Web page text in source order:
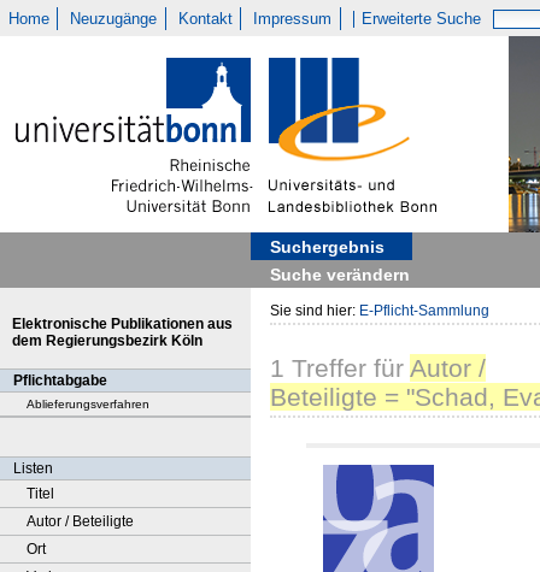
Home Neuzugänge Kontakt Impressum Erweiterte Suche
Suchergebnis
Suche verändern
Elektronische Publikationen aus
dem Regierungsbezirk Köln
Pflichtabgabe
Ablieferungsverfahren
Listen
Titel
Autor / Beteiligte
Ort
Sie sind hier: E-Pflicht-Sammlung
1 Treffer für Autor /
Beteiligte = "Schad,